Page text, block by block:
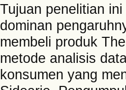
Tujuan penelitian
dominan
membeli produk
metode analisis
konsumen yang